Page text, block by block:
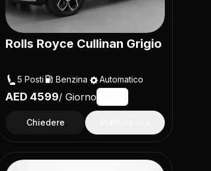
Rolls Royce Cullinan Grigio
5 Posti Benzina Automatico
AED 4599/ Giorno
Chiedere